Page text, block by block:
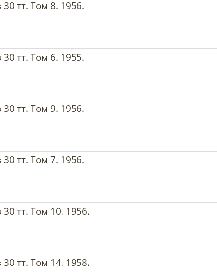
тт. Том 8. 1956.
тт. Том 6. 1955.
тт. Том 9. 1956.
тт. Том 7. 1956.
тт. Том 10. 1956.
тт. Том 14. 1958.